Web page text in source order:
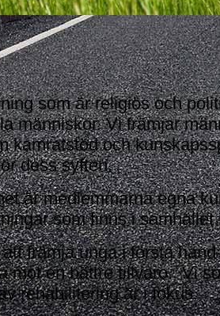
som är religiös och
människor. Vi främjar
kamratstöd och
dess syften.
är medlemmarna egna
som finns i samhället
främja unga i första
mot en bättre tillvaro. Vi
rehabilitering är i fokus.